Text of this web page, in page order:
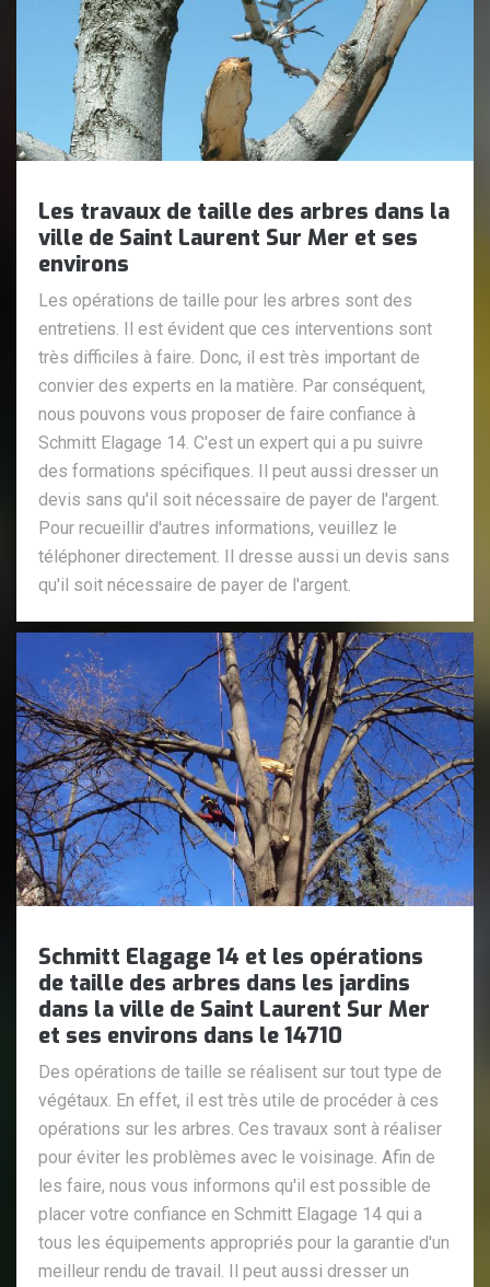
Les travaux de taille des arbres dans la
ville de Saint Laurent Sur Mer et ses
environs
Les opérations de taille pour les arbres sont des
entretiens. Il est évident que ces interventions sont
très difficiles à faire. Donc, il est très important de
convier des experts en la matière. Par conséquent,
nous pouvons vous proposer de faire confiance à
Schmitt Elagage 14. C'est un expert qui a pu suivre
des formations spécifiques. Il peut aussi dresser un
devis sans qu'il soit nécessaire de payer de l'argent.
Pour recueillir d'autres informations, veuillez le
téléphoner directement. Il dresse aussi un devis sans
qu'il soit nécessaire de payer de l'argent.
Schmitt Elagage 14 et les opérations
de taille des arbres dans les jardins
dans la ville de Saint Laurent Sur Mer
et ses environs dans le 14710
Des opérations de taille se réalisent sur tout type de
végétaux. En effet, il est très utile de procéder à ces
opérations sur les arbres. Ces travaux sont à réaliser
pour éviter les problèmes avec le voisinage. Afin de
les faire, nous vous informons qu'il est possible de
placer votre confiance en Schmitt Elagage 14 qui a
tous les équipements appropriés pour la garantie d'un
meilleur rendu de travail. Il peut aussi dresser un